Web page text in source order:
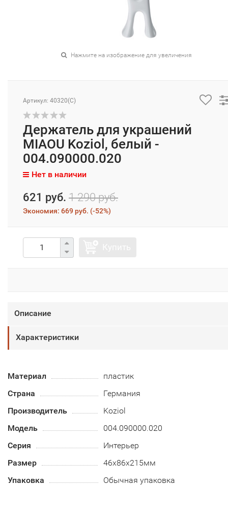
Нажмите на изображение для увеличения
Артикул: 40320(C)
Держатель для украшений
MIAOU Koziol, белый -
004.090000.020
Нет в наличии
621 руб. 1 290 руб.
Экономия: 669 руб. (-52%)
Описание
Характеристики
Материал
пластик
Страна
Германия
Производитель
Koziol
Модель
004.090000.020
Серия
Интерьер
Размер
46х86х215мм
Упаковка
Обычная упаковка